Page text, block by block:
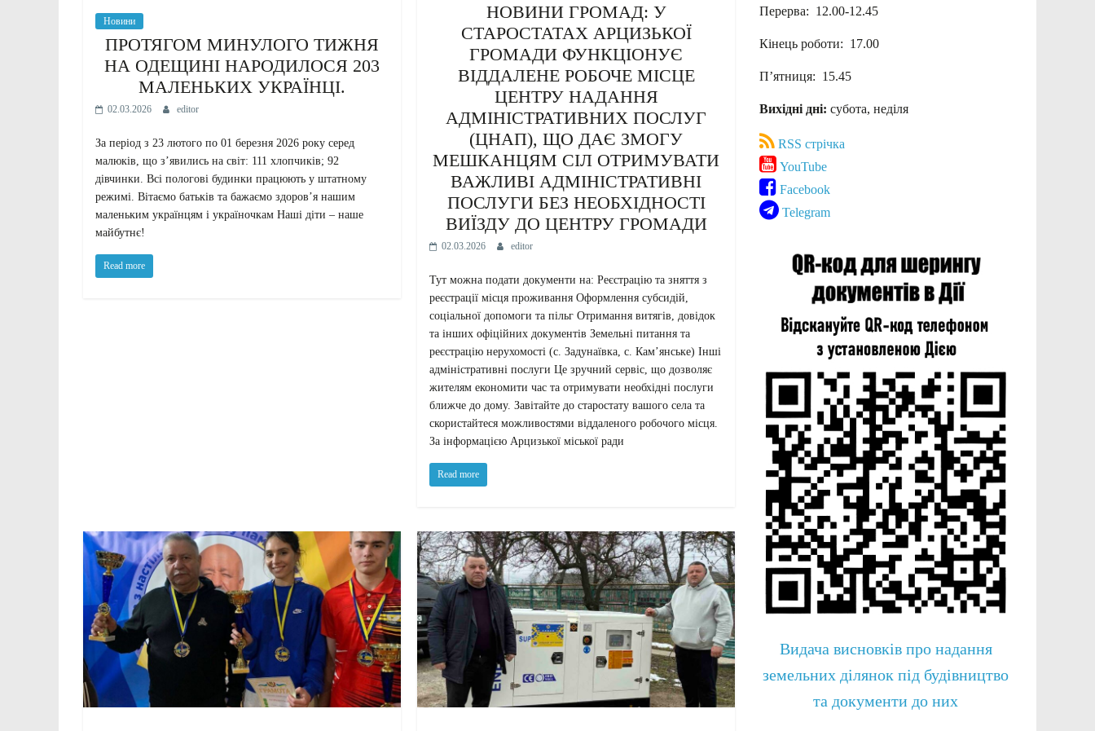
Новини
ПРОТЯГОМ МИНУЛОГО ТИЖНЯ
НА ОДЕЩИНІ НАРОДИЛОСЯ 203
МАЛЕНЬКИХ УКРАЇНЦІ.
02.03.2026 editor
За період з 23 лютого по 01 березня 2026 року серед
малюків, що зʼявились на світ: 111 хлопчиків; 92
дівчинки. Всі пологові будинки працюють у штатному
режимі. Вітаємо батьків та бажаємо здоров’я нашим
маленьким українцям і україночкам Наші діти – наше
майбутнє!
Read more
НОВИНИ ГРОМАД: У
СТАРОСТАТАХ АРЦИЗЬКОЇ
ГРОМАДИ ФУНКЦІОНУЄ
ВІДДАЛЕНЕ РОБОЧЕ МІСЦЕ
ЦЕНТРУ НАДАННЯ
АДМІНІСТРАТИВНИХ ПОСЛУГ
(ЦНАП), ЩО ДАЄ ЗМОГУ
МЕШКАНЦЯМ СІЛ ОТРИМУВАТИ
ВАЖЛИВІ АДМІНІСТРАТИВНІ
ПОСЛУГИ БЕЗ НЕОБХІДНОСТІ
ВИЇЗДУ ДО ЦЕНТРУ ГРОМАДИ
02.03.2026 editor
Тут можна подати документи на: Реєстрацію та зняття з
реєстрації місця проживання Оформлення субсидій,
соціальної допомоги та пільг Отримання витягів, довідок
та інших офіційних документів Земельні питання та
реєстрацію нерухомості (с. Задунаївка, с. Кам’янське) Інші
адміністративні послуги Це зручний сервіс, що дозволяє
жителям економити час та отримувати необхідні послуги
ближче до дому. Завітайте до старостату вашого села та
скористайтеся можливостями віддаленого робочого місця.
За інформацією Арцизької міської ради
Read more
Перерва: 12.00-12.45
Кінець роботи: 17.00
П’ятниця: 15.45
Вихідні дні: субота, неділя
RSS стрічка
YouTube
Facebook
Telegram
Видача висновків про надання
земельних ділянок під будівництво
та документи до них